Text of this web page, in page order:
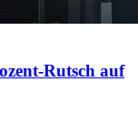
Rutsch auf